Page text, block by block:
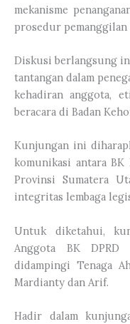
mekanisme
prosedur pemanggilan
Diskusi berlangsung
tantangan dalam
kehadiran anggota,
beracara di Badan
Kunjungan ini
komunikasi antara BK
Provinsi Sumatera
integritas lembaga
Untuk diketahui,
Anggota BK DPRD
didampingi Tenaga
Mardianty dan Arif.
Hadir dalam